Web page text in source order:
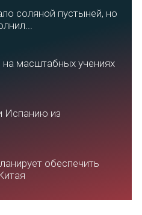
соляной пустыней, но
масштабных учениях
Испанию из
обеспечить